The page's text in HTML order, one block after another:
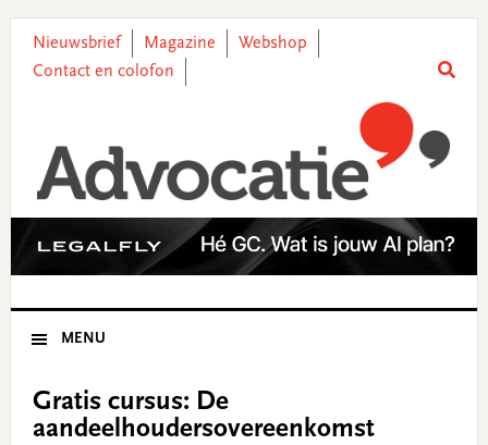
primary
main
primary
footer
Nieuwsbrief Magazine
Webshop
Contact en colofon
MENU
Gratis cursus: De
aandeelhoudersovereenkomst